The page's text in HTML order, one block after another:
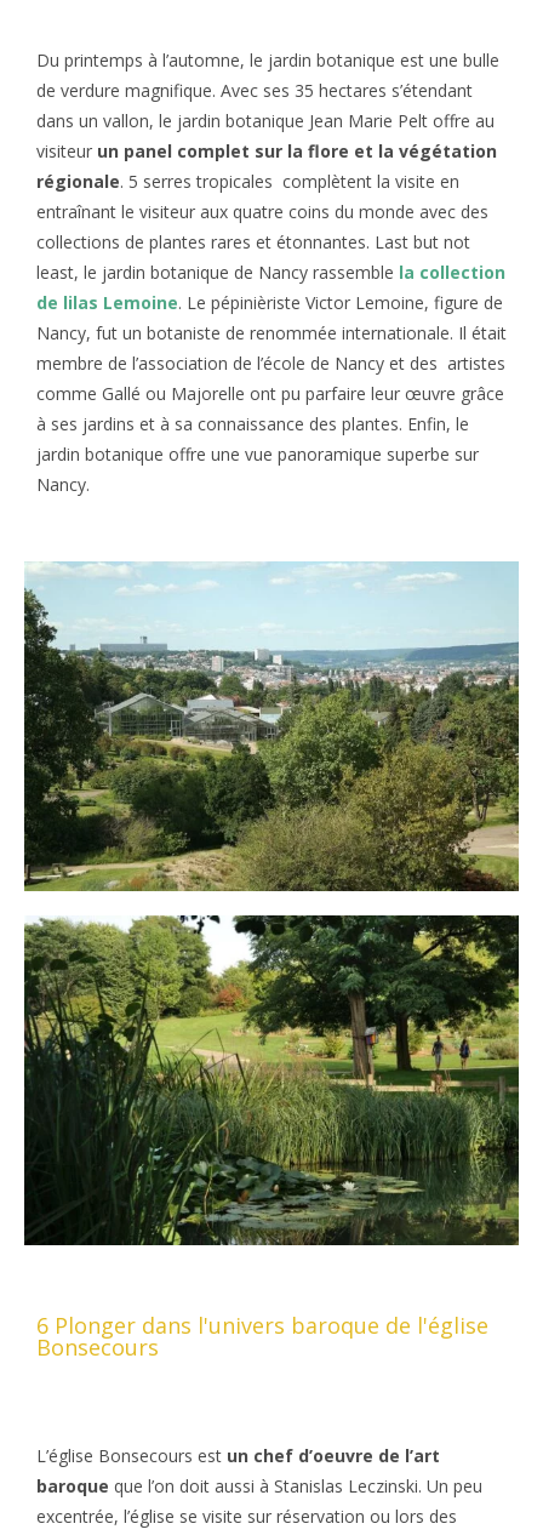
Du printemps à l’automne, le jardin botanique est une bulle
de verdure magnifique. Avec ses 35 hectares s’étendant
dans un vallon, le jardin botanique Jean Marie Pelt offre au
visiteur un panel complet sur la flore et la végétation
régionale. 5 serres tropicales complètent la visite en
entraînant le visiteur aux quatre coins du monde avec des
collections de plantes rares et étonnantes. Last but not
least, le jardin botanique de Nancy rassemble la collection
de lilas Lemoine. Le pépinièriste Victor Lemoine, figure de
Nancy, fut un botaniste de renommée internationale. Il était
membre de l’association de l’école de Nancy et des artistes
comme Gallé ou Majorelle ont pu parfaire leur œuvre grâce
à ses jardins et à sa connaissance des plantes. Enfin, le
jardin botanique offre une vue panoramique superbe sur
Nancy.
6 Plonger dans l'univers baroque de l'église
Bonsecours
L’église Bonsecours est un chef d’oeuvre de l’art
baroque que l’on doit aussi à Stanislas Leczinski. Un peu
excentrée, l’église se visite sur réservation ou lors des